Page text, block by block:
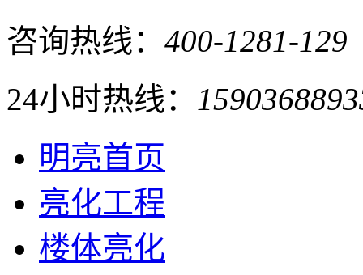
咨询热线： 400-1281-129
24小时热线：
明亮首页
亮化工程
楼体亮化